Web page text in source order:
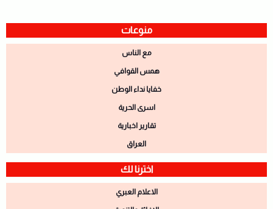
منوعات
مع الناس
همس القوافي
خفايا نداء الوطن
اسرى الحرية
تقارير اخبارية
العراق
اخترنا لك
الاعلام العبري